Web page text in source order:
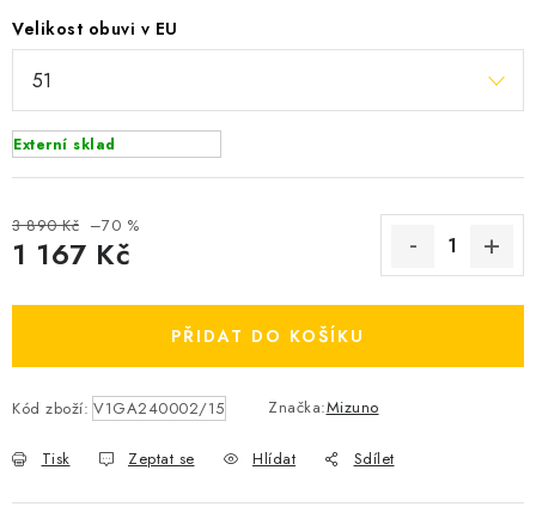
ZNAČKY
Jak vyměnit nebo vrátit zboží
Obchodní podmínky
Velikostní tabulky
Ochrana osobních údajů
Zásady používání souborů cookies
Kontakt
Velikost obuvi v EU
Externí sklad
3 890 Kč –70 %
1 167 Kč
PŘIDAT DO KOŠÍKU
Kód zboží: V1GA240002/15 Značka:Mizuno
Tisk Zeptat se Hlídat Sdílet